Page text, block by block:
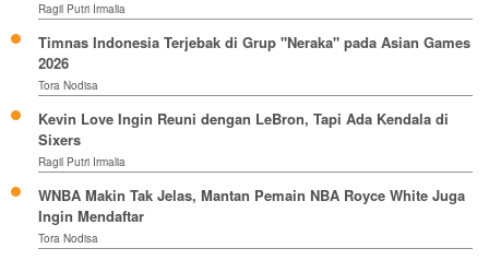
Ragil Putri Irmalia
Timnas Indonesia Terjebak di Grup "Neraka" pada Asian Games
2026
Tora Nodisa
Kevin Love Ingin Reuni dengan LeBron, Tapi Ada Kendala di
Sixers
Ragil Putri Irmalia
WNBA Makin Tak Jelas, Mantan Pemain NBA Royce White Juga
Ingin Mendaftar
Tora Nodisa